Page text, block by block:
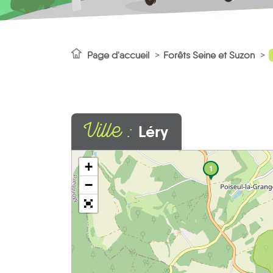
Page d'accueil Forêts Seine et Suzon
Ville : Léry
1
+
−